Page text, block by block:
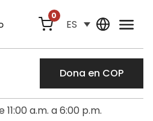
0
ES
Dona en COP
a.m. a 6:00 p.m.